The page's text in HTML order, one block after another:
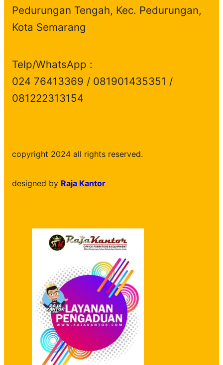
Pedurungan Tengah, Kec. Pedurungan,
Kota Semarang
Telp/WhatsApp :
024 76413369 / 081901435351 /
081222313154
copyright 2024 all rights reserved.
designed by Raja Kantor